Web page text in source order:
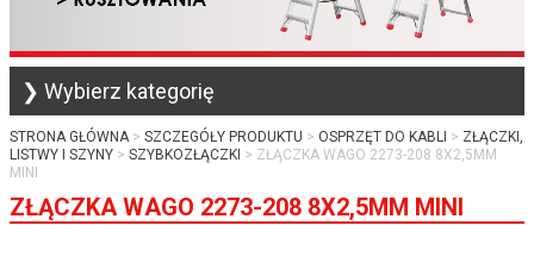
❯ Wybierz kategorię
STRONA GŁÓWNA SZCZEGÓŁY PRODUKTU OSPRZĘT DO KABLI
ZŁĄCZKI,
LISTWY I SZYNY
SZYBKOZŁĄCZKI
ZŁĄCZKA WAGO 2273-208 8X2,5MM
MINI
ZŁĄCZKA WAGO 2273-208 8X2,5MM MINI